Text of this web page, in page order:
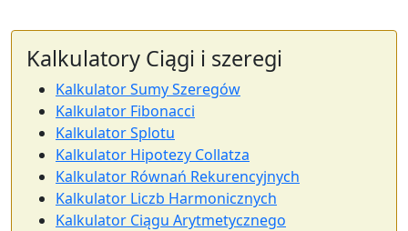
Kalkulatory Ciągi i szeregi
Kalkulator Sumy Szeregów
Kalkulator Fibonacci
Kalkulator Splotu
Kalkulator Hipotezy Collatza
Kalkulator Równań Rekurencyjnych
Kalkulator Liczb Harmonicznych
Kalkulator Ciągu Arytmetycznego